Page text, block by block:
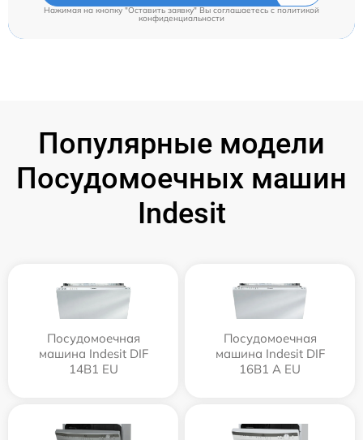
Нажимая на кнопку "Оставить заявку" Вы соглашаетесь cполитикой
конфиденциальности
Популярные модели
Посудомоечных машин
Indesit
Посудомоечная
машина Indesit DIF
14B1 EU
Посудомоечная
машина Indesit DIF
16B1 A EU